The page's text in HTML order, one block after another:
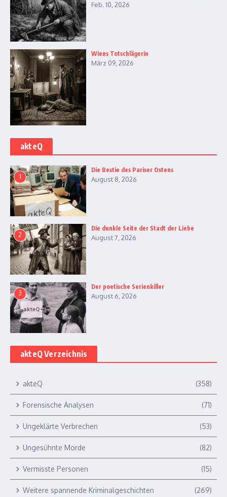
Feb. 10, 2026
Wiens Totschlägerin
März 09, 2026
akteQ
1
Die Bestie des Pariser Ostens
August 8, 2026
2
Die dunkle Seite der Stadt der Liebe
August 7, 2026
3
Der poetische Serienkiller
August 6, 2026
akteQ Verzeichnis
akteQ (358)
Forensische Analysen (71)
Ungeklärte Verbrechen (53)
Ungesühnte Morde (82)
Vermisste Personen (15)
Weitere spannende Kriminalgeschichten (269)